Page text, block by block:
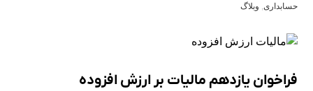
حسابداری, وبلاگ
فراخوان یازدهم مالیات بر ارزش افزوده